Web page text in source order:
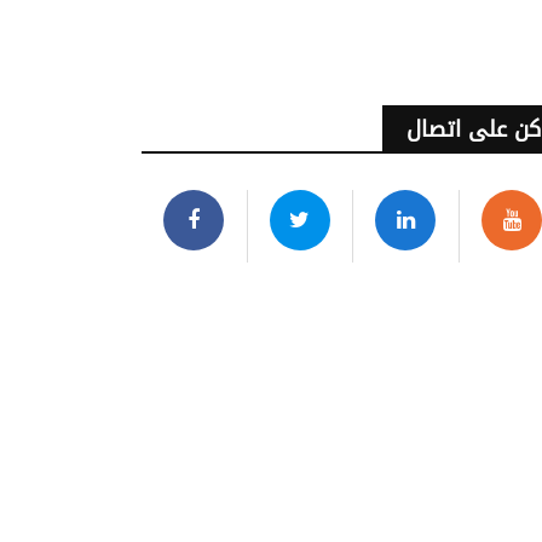
كن على اتصال